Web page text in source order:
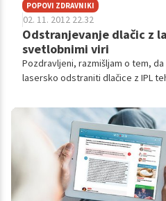
POPOVI ZDRAVNIKI
02. 11. 2012 22.32
Odstranjevanje dlačic z
svetlobnimi viri
Pozdravljeni, razmišljam o tem,
lasersko odstraniti dlačice z IPL
ga že ...